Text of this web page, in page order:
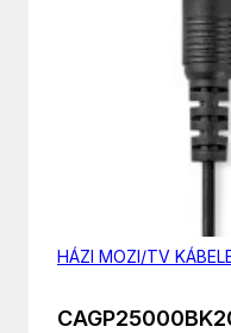
HÁZI MOZI/TV